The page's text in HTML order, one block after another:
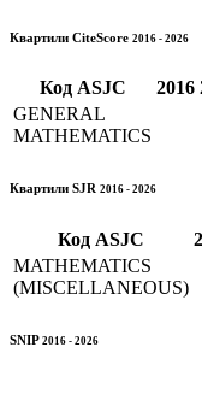
Квартили CiteScore 2016 - 2026
Код ASJC 2016
GENERAL
MATHEMATICS
Квартили SJR 2016 - 2026
Код ASJC
MATHEMATICS
(MISCELLANEOUS)
SNIP 2016 - 2026